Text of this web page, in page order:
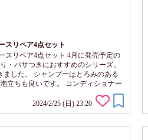
スリペア4点セット
スリペア4点セット 4月に発売予定の
・パサつきにおすすめのシリーズ。
ました。 シャンプーはとろみのある
立ちも良いです。 コンディショナー
サつく、うねる髪もまとまりやすく
すトリートメント 大容量なのでデイ
硬めのテクスチャですが伸びがいい
2024/2/25 (日) 23:20